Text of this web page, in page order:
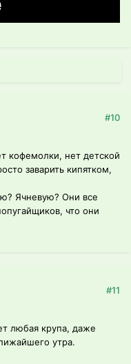
#10
кофемолки, нет детской
заварить кипятком,
Ячневую? Они все
что они
#11
любая крупа, даже
утра.